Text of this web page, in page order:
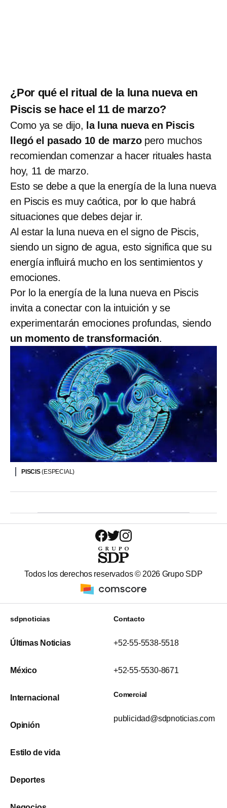
¿Por qué el ritual de la luna nueva en
Piscis se hace el 11 de marzo?
Como ya se dijo, la luna nueva en Piscis
llegó el pasado 10 de marzo pero muchos
recomiendan comenzar a hacer rituales hasta
hoy, 11 de marzo.
Esto se debe a que la energía de la luna nueva
en Piscis es muy caótica, por lo que habrá
situaciones que debes dejar ir.
Al estar la luna nueva en el signo de Piscis,
siendo un signo de agua, esto significa que su
energía influirá mucho en los sentimientos y
emociones.
Por lo la energía de la luna nueva en Piscis
invita a conectar con la intuición y se
experimentarán emociones profundas, siendo
un momento de transformación.
PISCIS(ESPECIAL)
Todos los derechos reservados © 2026 Grupo SDP
sdpnoticias
Últimas Noticias
México
Internacional
Opinión
Estilo de vida
Deportes
Contacto
+52-55-5538-5518
+52-55-5530-8671
Comercial
publicidad@sdpnoticias.com